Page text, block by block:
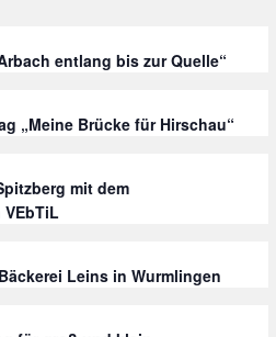
entlang bis zur Quelle“
„Meine Brücke für Hirschau“
mit dem
Leins in Wurmlingen